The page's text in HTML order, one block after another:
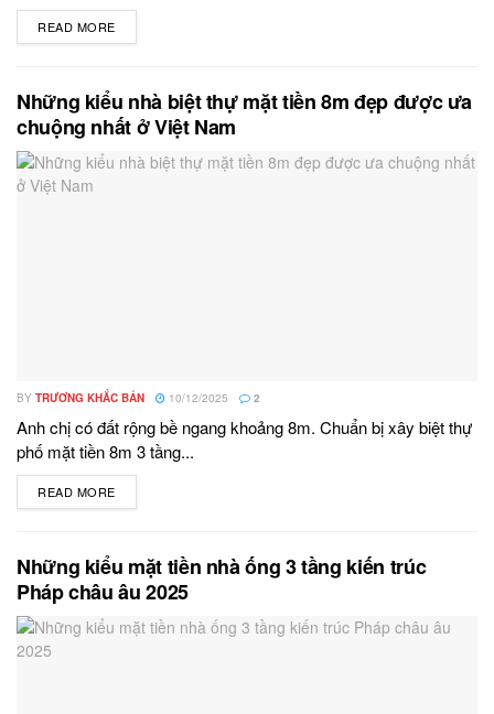
READ MORE
Những kiểu nhà biệt thự mặt tiền 8m đẹp được ưa
chuộng nhất ở Việt Nam
BY TRƯƠNG KHẮC BẢN 10/12/2025 2
Anh chị có đất rộng bề ngang khoảng 8m. Chuẩn bị xây biệt thự
phố mặt tiền 8m 3 tầng...
READ MORE
Những kiểu mặt tiền nhà ống 3 tầng kiến trúc
Pháp châu âu 2025